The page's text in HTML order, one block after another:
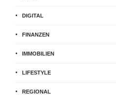
DIGITAL
FINANZEN
IMMOBILIEN
LIFESTYLE
REGIONAL